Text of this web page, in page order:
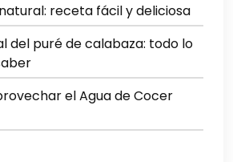
receta fácil y deliciosa
del puré de calabaza: todo lo
el Agua de Cocer